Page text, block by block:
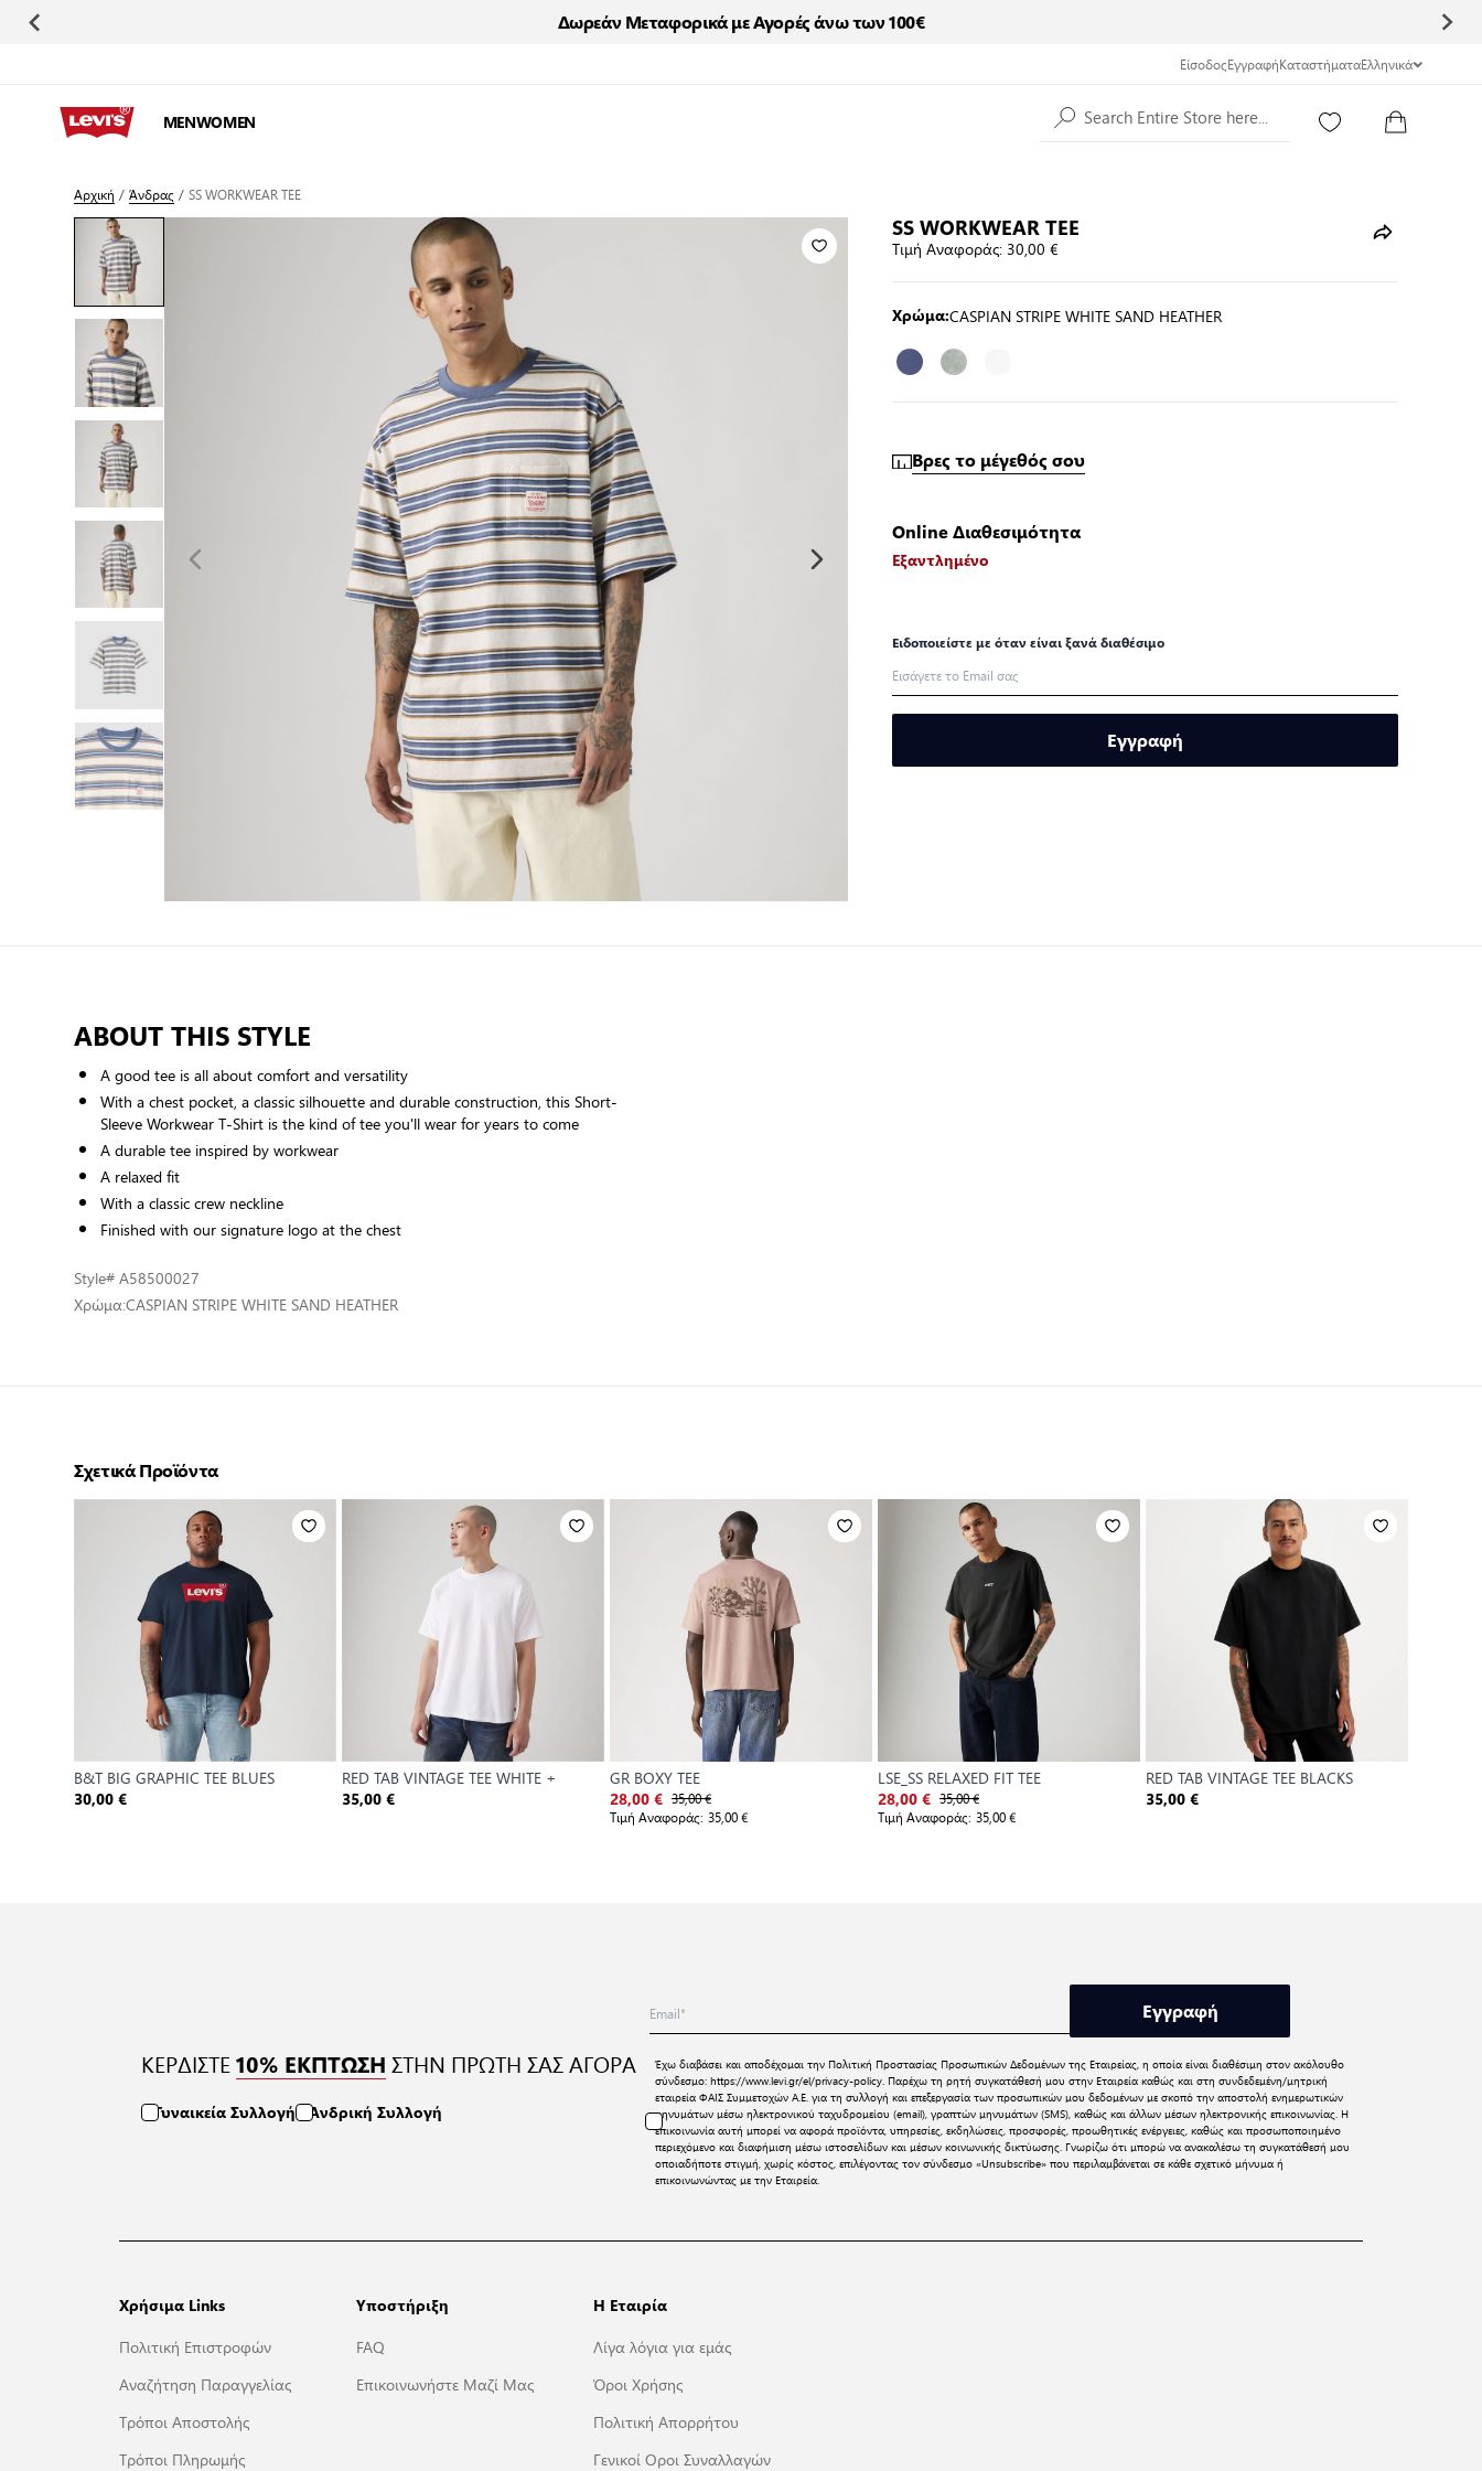
Δωρεάν Μεταφορικά με Αγορές άνω των 100€
ΕίσοδοςΕγγραφήΚαταστήματαΕλληνικά
MENWOMEN Search Entire Store here...
Αρχική /Άνδρας /SS WORKWEAR TEE
SS WORKWEAR TEE
Τιμή Αναφοράς:30,00 €
Χρώμα:CASPIAN STRIPE WHITE SAND HEATHER
Βρες το μέγεθός σου
Online Διαθεσιμότητα
Εξαντλημένο
Ειδοποιείστε με όταν είναι ξανά διαθέσιμο
Εγγραφή
ABOUT THIS STYLE
A good tee is all about comfort and versatility
With a chest pocket, a classic silhouette and durable construction, this Short-
Sleeve Workwear T-Shirt is the kind of tee you'll wear for years to come
A durable tee inspired by workwear
A relaxed fit
With a classic crew neckline
Finished with our signature logo at the chest
Style# A58500027
Χρώμα:CASPIAN STRIPE WHITE SAND HEATHER
Σχετικά Προϊόντα
B&T BIG GRAPHIC TEE BLUES
30,00 €
RED TAB VINTAGE TEE WHITE +
35,00 €
GR BOXY TEE
28,00 € 35,00 €
Τιμή Αναφοράς: 35,00 €
LSE_SS RELAXED FIT TEE
28,00 € 35,00 €
Τιμή Αναφοράς: 35,00 €
RED TAB VINTAGE TEE BLACKS
35,00 €
ΚΕΡΔΙΣΤΕ 10% ΕΚΠΤΩΣΗ ΣΤΗΝ ΠΡΩΤΗ ΣΑΣ ΑΓΟΡΑ
Γυναικεία Συλλογή Ανδρική Συλλογή
Εγγραφή
Έχω διαβάσει και αποδέχομαι την Πολιτική Προστασίας Προσωπικών Δεδομένωντης Εταιρείας, η οποία είναι διαθέσιμη στον ακόλουθο
σύνδεσμο:https://www.levi.gr/el/privacy-policy. Παρέχω τη ρητή συγκατάθεσή μου στην Εταιρεία καθώς και στη συνδεδεμένη/μητρική
εταιρεία ΦΑΙΣ Συμμετοχών Α.Ε. για τη συλλογή και επεξεργασία των προσωπικών μου δεδομένων με σκοπό την αποστολή ενημερωτικών
μηνυμάτων μέσω ηλεκτρονικού ταχυδρομείου (email), γραπτών μηνυμάτων (SMS), καθώς και άλλων μέσων ηλεκτρονικής επικοινωνίας. Η
επικοινωνία αυτή μπορεί να αφορά προϊόντα, υπηρεσίες, εκδηλώσεις, προσφορές, προωθητικές ενέργειες, καθώς και προσωποποιημένο
περιεχόμενο και διαφήμιση μέσω ιστοσελίδων και μέσων κοινωνικής δικτύωσης. Γνωρίζω ότι μπορώ να ανακαλέσω τη συγκατάθεσή μου
οποιαδήποτε στιγμή, χωρίς κόστος, επιλέγοντας τον σύνδεσμο «Unsubscribe» που περιλαμβάνεται σε κάθε σχετικό μήνυμα ή
επικοινωνώντας με την Εταιρεία.
Χρήσιμα Links
Πολιτική Επιστροφών
Αναζήτηση Παραγγελίας
Τρόποι Αποστολής
Τρόποι Πληρωμής
Υποστήριξη
FAQ
Επικοινωνήστε Μαζί Μας
Η Εταιρία
Λίγα λόγια για εμάς
Όροι Χρήσης
Πολιτική Απορρήτου
Γενικοί Οροι Συναλλαγών